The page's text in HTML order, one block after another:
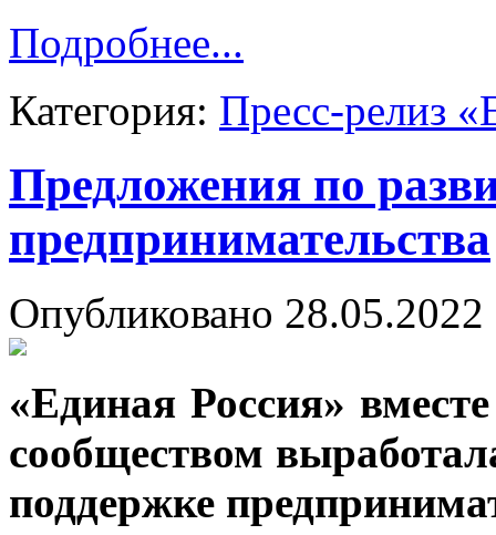
Подробнее...
Категория: Пресс-релиз
Предложения по
предпринимательства
Опубликовано
«Единая Россия»
сообществом
поддержке